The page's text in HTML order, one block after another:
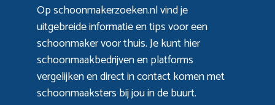
Op schoonmakerzoeken.nl vind je
uitgebreide informatie en tips voor een
schoonmaker voor thuis. Je kunt hier
schoonmaakbedrijven en platforms
vergelijken en direct in contact komen met
schoonmaaksters bij jou in de buurt.